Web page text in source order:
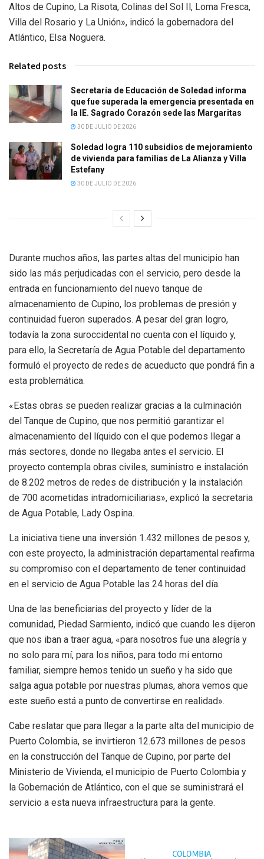
Altos de Cupino, La Risota, Colinas del Sol Il, Loma Fresca,
Villa del Rosario y La Unión», indicó la gobernadora del
Atlántico, Elsa Noguera.
Related posts
Secretaría de Educación de Soledad informa
que fue superada la emergencia presentada en
la IE. Sagrado Corazón sede las Margaritas
30 DE JULIO DE 2026
Soledad logra 110 subsidios de mejoramiento
de vivienda para familias de La Alianza y Villa
Estefany
30 DE JULIO DE 2026
Durante muchos años, las partes altas del municipio han
sido las más perjudicadas con el servicio, pero desde la
entrada en funcionamiento del nuevo tanque de
almacenamiento de Cupino, los problemas de presión y
continuidad fueron superados. A pesar del gran logro,
todavía la zona suroccidental no cuenta con el líquido y,
para ello, la Secretaría de Agua Potable del departamento
formuló el proyecto de redes de acueducto que pondrá fin a
esta problemática.
«Estas obras se pueden realizar gracias a la culminación
del Tanque de Cupino, que nos permitió garantizar el
almacenamiento del líquido con el que podemos llegar a
más sectores, donde no llegaba antes el servicio. El
proyecto contempla obras civiles, suministro e instalación
de 8.202 metros de redes de distribución y la instalación
de 700 acometidas intradomiciliarias», explicó la secretaria
de Agua Potable, Lady Ospina.
La iniciativa tiene una inversión 1.432 millones de pesos y,
con este proyecto, la administración departamental reafirma
su compromiso con el departamento de tener continuidad
en el servicio de Agua Potable las 24 horas del día.
Una de las beneficiarias del proyecto y líder de la
comunidad, Piedad Sarmiento, indicó que cuando les dijeron
que nos iban a traer agua, «para nosotros fue una alegría y
no solo para mí, para los niños, para todo mi entorno
familiar, siempre hemos tenido un sueño y ha sido que
salga agua potable por nuestras plumas, ahora vemos que
este sueño está a punto de convertirse en realidad».
Cabe reslatar que para llegar a la parte alta del municipio de
Puerto Colombia, se invirtieron 12.673 millones de pesos
en la construcción del Tanque de Cupino, por parte del
Ministerio de Vivienda, el municipio de Puerto Colombia y
la Gobernación de Atlántico, con el que se suministrará el
servicio a esta nueva infraestructura para la gente.